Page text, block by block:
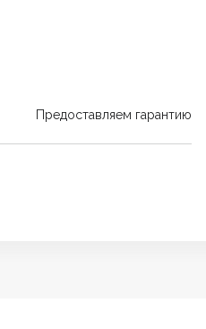
Предоставляем гарантию